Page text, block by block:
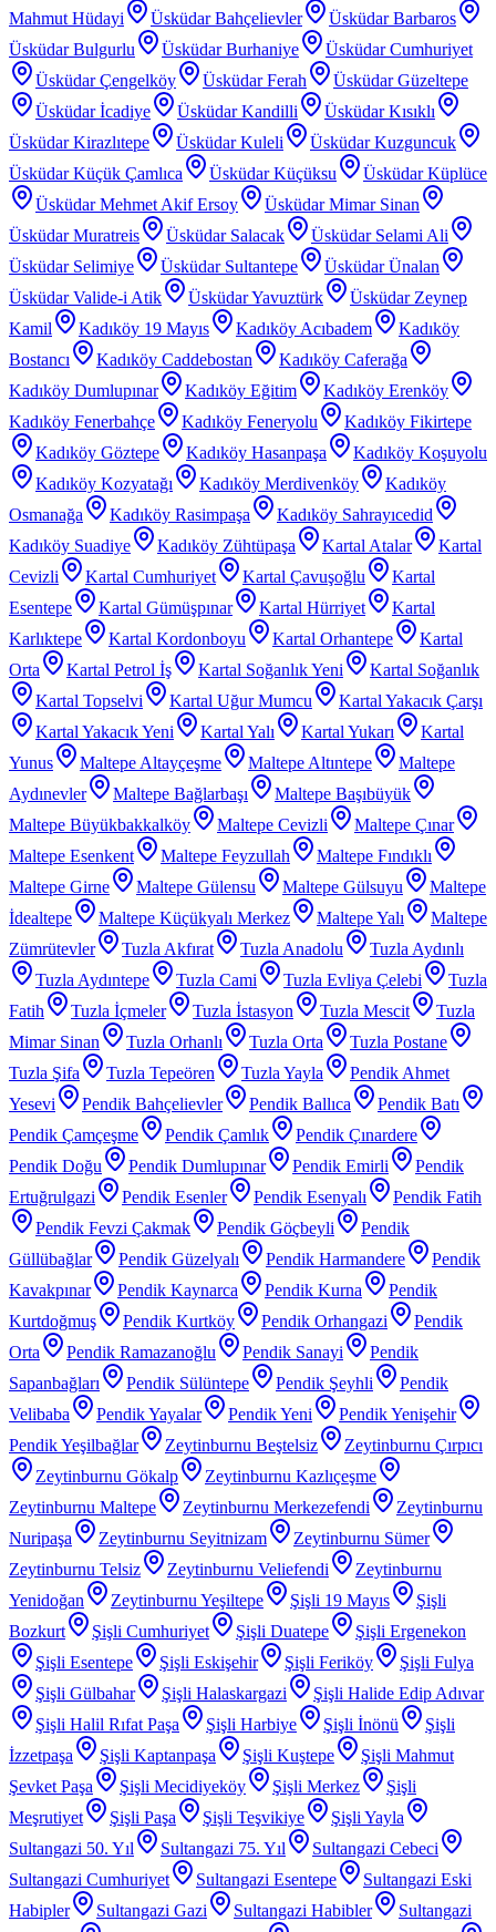
Mahmut Hüdayi Üsküdar Bahçelievler
Üsküdar Barbaros
Üsküdar Bulgurlu
Üsküdar Burhaniye
Üsküdar Cumhuriyet
Üsküdar Çengelköy
Üsküdar Ferah
Üsküdar Güzeltepe
Üsküdar İcadiye
Üsküdar Kandilli
Üsküdar Kısıklı
Üsküdar Kirazlıtepe
Üsküdar Kuleli
Üsküdar Kuzguncuk
Üsküdar Küçük Çamlıca
Üsküdar Küçüksu
Üsküdar Küplüce
Üsküdar Mehmet Akif Ersoy
Üsküdar Mimar Sinan
Üsküdar Muratreis
Üsküdar Salacak
Üsküdar Selami Ali
Üsküdar Selimiye
Üsküdar Sultantepe
Üsküdar Ünalan
Üsküdar Valide-i Atik
Üsküdar Yavuztürk
Üsküdar Zeynep
Kamil
Kadıköy 19 Mayıs Kadıköy Acıbadem
Kadıköy
Bostancı
Kadıköy Caddebostan
Kadıköy Caferağa
Kadıköy Dumlupınar
Kadıköy Eğitim
Kadıköy Erenköy
Kadıköy Fenerbahçe
Kadıköy Feneryolu
Kadıköy Fikirtepe
Kadıköy Göztepe
Kadıköy Hasanpaşa
Kadıköy Koşuyolu
Kadıköy Kozyatağı
Kadıköy Merdivenköy
Kadıköy
Osmanağa
Kadıköy Rasimpaşa
Kadıköy Sahrayıcedid
Kadıköy Suadiye
Kadıköy Zühtüpaşa Kartal Atalar
Kartal
Cevizli
Kartal Cumhuriyet Kartal Çavuşoğlu
Kartal
Esentepe
Kartal Gümüşpınar Kartal Hürriyet
Kartal
Karlıktepe
Kartal Kordonboyu Kartal Orhantepe
Kartal
Orta
Kartal Petrol İş Kartal Soğanlık Yeni
Kartal Soğanlık
Kartal Topselvi
Kartal Uğur Mumcu
Kartal Yakacık Çarşı
Kartal Yakacık Yeni
Kartal Yalı Kartal Yukarı
Kartal
Yunus
Maltepe Altayçeşme Maltepe Altıntepe
Maltepe
Aydınevler
Maltepe Bağlarbaşı
Maltepe Başıbüyük
Maltepe Büyükbakkalköy
Maltepe Cevizli
Maltepe Çınar
Maltepe Esenkent
Maltepe Feyzullah
Maltepe Fındıklı
Maltepe Girne
Maltepe Gülensu Maltepe Gülsuyu
Maltepe
İdealtepe
Maltepe Küçükyalı Merkez Maltepe Yalı
Maltepe
Zümrütevler
Tuzla Akfırat Tuzla Anadolu
Tuzla Aydınlı
Tuzla Aydıntepe
Tuzla Cami Tuzla Evliya Çelebi
Tuzla
Fatih
Tuzla İçmeler Tuzla İstasyon Tuzla Mescit
Tuzla
Mimar Sinan
Tuzla Orhanlı Tuzla Orta
Tuzla Postane
Tuzla Şifa
Tuzla Tepeören Tuzla Yayla
Pendik Ahmet
Yesevi
Pendik Bahçelievler Pendik Ballıca
Pendik Batı
Pendik Çamçeşme
Pendik Çamlık
Pendik Çınardere
Pendik Doğu
Pendik Dumlupınar Pendik Emirli
Pendik
Ertuğrulgazi
Pendik Esenler Pendik Esenyalı
Pendik Fatih
Pendik Fevzi Çakmak
Pendik Göçbeyli
Pendik
Güllübağlar
Pendik Güzelyalı Pendik Harmandere
Pendik
Kavakpınar
Pendik Kaynarca Pendik Kurna
Pendik
Kurtdoğmuş
Pendik Kurtköy Pendik Orhangazi
Pendik
Orta
Pendik Ramazanoğlu Pendik Sanayi
Pendik
Sapanbağları
Pendik Sülüntepe Pendik Şeyhli
Pendik
Velibaba
Pendik Yayalar Pendik Yeni
Pendik Yenişehir
Pendik Yeşilbağlar
Zeytinburnu Beştelsiz
Zeytinburnu Çırpıcı
Zeytinburnu Gökalp
Zeytinburnu Kazlıçeşme
Zeytinburnu Maltepe
Zeytinburnu Merkezefendi
Zeytinburnu
Nuripaşa
Zeytinburnu Seyitnizam
Zeytinburnu Sümer
Zeytinburnu Telsiz
Zeytinburnu Veliefendi
Zeytinburnu
Yenidoğan
Zeytinburnu Yeşiltepe Şişli 19 Mayıs
Şişli
Bozkurt
Şişli Cumhuriyet Şişli Duatepe
Şişli Ergenekon
Şişli Esentepe
Şişli Eskişehir Şişli Feriköy
Şişli Fulya
Şişli Gülbahar
Şişli Halaskargazi
Şişli Halide Edip Adıvar
Şişli Halil Rıfat Paşa
Şişli Harbiye Şişli İnönü
Şişli
İzzetpaşa
Şişli Kaptanpaşa Şişli Kuştepe
Şişli Mahmut
Şevket Paşa
Şişli Mecidiyeköy Şişli Merkez
Şişli
Meşrutiyet
Şişli Paşa Şişli Teşvikiye
Şişli Yayla
Sultangazi 50. Yıl
Sultangazi 75. Yıl
Sultangazi Cebeci
Sultangazi Cumhuriyet
Sultangazi Esentepe
Sultangazi Eski
Habipler
Sultangazi Gazi Sultangazi Habibler
Sultangazi